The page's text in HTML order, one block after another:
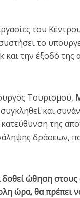
του
το
την έξοδό της
Τουρισμού,
και
της
δράσεων,
δοθεί ώθηση
ώρα, θα πρέπει